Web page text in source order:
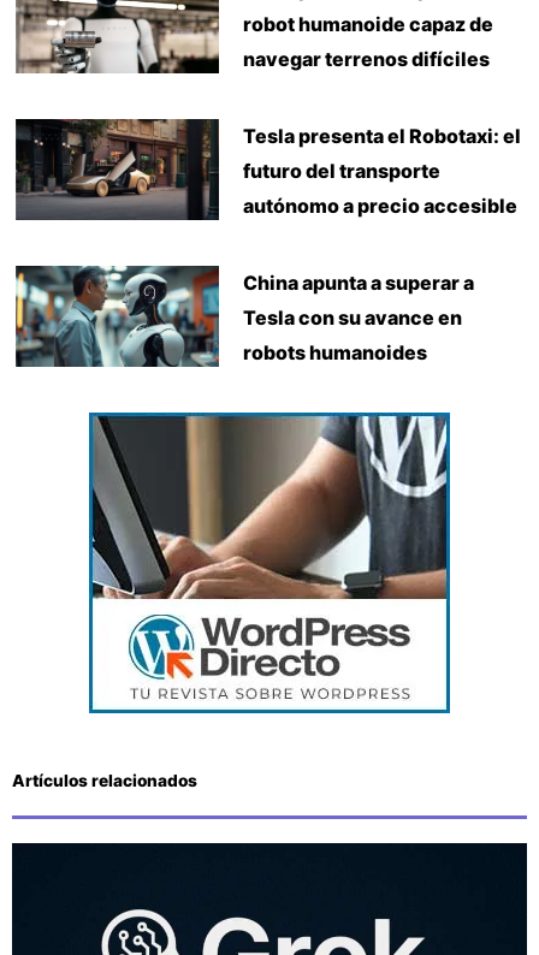
robot humanoide capaz de
navegar terrenos difíciles
Tesla presenta el Robotaxi: el
futuro del transporte
autónomo a precio accesible
China apunta a superar a
Tesla con su avance en
robots humanoides
Artículos relacionados